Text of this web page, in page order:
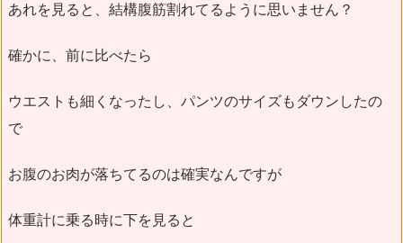
あれを見ると、結構腹筋割れてるように思いません？
確かに、前に比べたら
ウエストも細くなったし、パンツのサイズもダウンしたの
で
お腹のお肉が落ちてるのは確実なんですが
体重計に乗る時に下を見ると